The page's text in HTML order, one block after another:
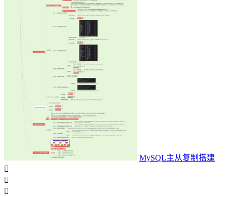
MySQL主从复制搭建


